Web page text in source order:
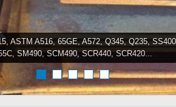
ASTM A516, 65GE, A572, Q345, Q235,
SM490, SCM490, SCR440, SCR420...